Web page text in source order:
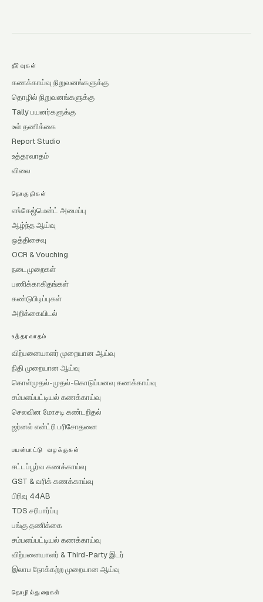
தீர்வுகள்
கணக்காய்வு நிறுவனங்களுக்கு
தொழில் நிறுவனங்களுக்கு
Tally பயனர்களுக்கு
உள் தணிக்கை
Report Studio
உத்தரவாதம்
விலை
தொகுதிகள்
எங்கேஜ்மென்ட் அமைப்பு
ஆழ்ந்த ஆய்வு
ஒத்திசைவு
OCR & Vouching
நடைமுறைகள்
பணிக்காகிதங்கள்
கண்டுபிடிப்புகள்
அறிக்கையிடல்
உத்தரவாதம்
விற்பனையாளர் முறையான ஆய்வு
நிதி முறையான ஆய்வு
கொள்முதல்-முதல்-கொடுப்பனவு கணக்காய்வு
சம்பளப்பட்டியல் கணக்காய்வு
செலவின மோசடி கண்டறிதல்
ஜர்னல் என்ட்ரி பரிசோதனை
பயன்பாட்டு வழக்குகள்
சட்டப்பூர்வ கணக்காய்வு
GST & வரிக் கணக்காய்வு
பிரிவு 44AB
TDS சரிபார்ப்பு
பங்கு தணிக்கை
சம்பளப்பட்டியல் கணக்காய்வு
விற்பனையாளர் & Third-Party இடர்
இலாப நோக்கற்ற முறையான ஆய்வு
தொழில்துறைகள்